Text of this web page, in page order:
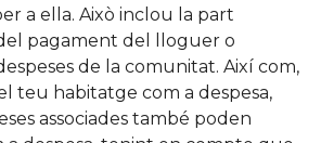
a ella. Això inclou la part
pagament del lloguer o
de la comunitat. Així com,
teu habitatge com a despesa,
associades també poden